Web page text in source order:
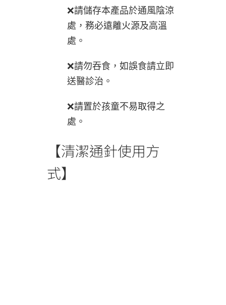
❌請儲存本產品於通風陰涼
處，務必遠離火源及高溫
處。
❌請勿吞食，如誤食請立即
送醫診治。
❌請置於孩童不易取得之
處。
【清潔通針使用方
式】